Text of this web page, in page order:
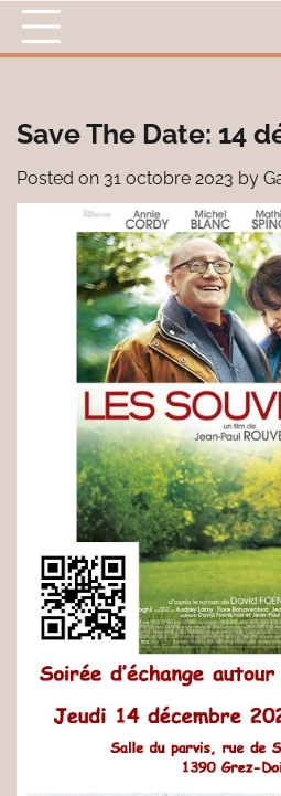
Skip
content
Save The Date: 14
Posted on 31 octobre 2023 by